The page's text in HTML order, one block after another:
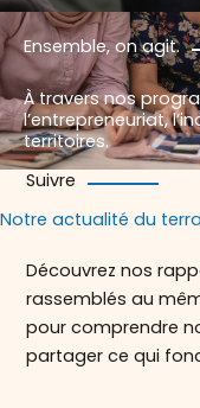
Ensemble, on agit.
À travers nos
l’entrepreneuriat,
territoires.
Suivre
Notre actualité du
Découvrez nos
rassemblés au
pour comprendre
partager ce qui